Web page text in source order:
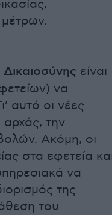
είναι
να
αυτό οι νέες
αρχάς, την
Ακόμη, οι
στα εφετεία
να
της
του